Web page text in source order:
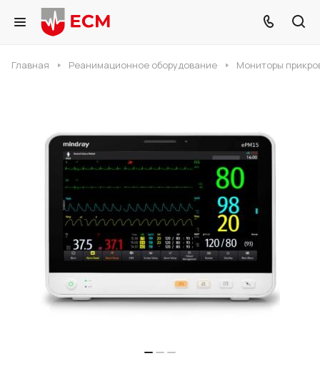
Главная Реанимационное оборудование Мониторы